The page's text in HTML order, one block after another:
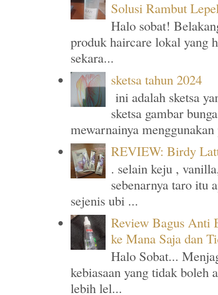
Solusi Rambut
Halo sobat!
produk haircare lokal yang
sekara...
sketsa tahun 2024
ini adalah sketsa
sketsa gambar
mewarnainya
REVIEW: Birdy
. selain keju ,
sebenarnya taro itu
sejenis ubi ...
Review Bagus Anti
ke Mana Saja dan
Halo Sobat...
kebiasaan yang tidak boleh
lebih lel...